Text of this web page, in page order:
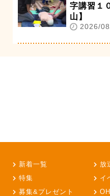
字講習１
山】
2026/
新着一覧 放
特集
イ
募集&プレゼント